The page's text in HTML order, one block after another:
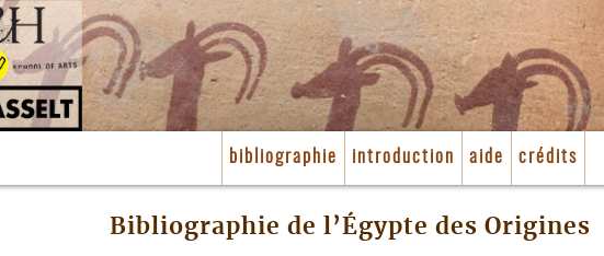
bibliographie introduction aide crédits
Bibliographie de l’Égypte des Origines